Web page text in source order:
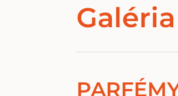
Galéria